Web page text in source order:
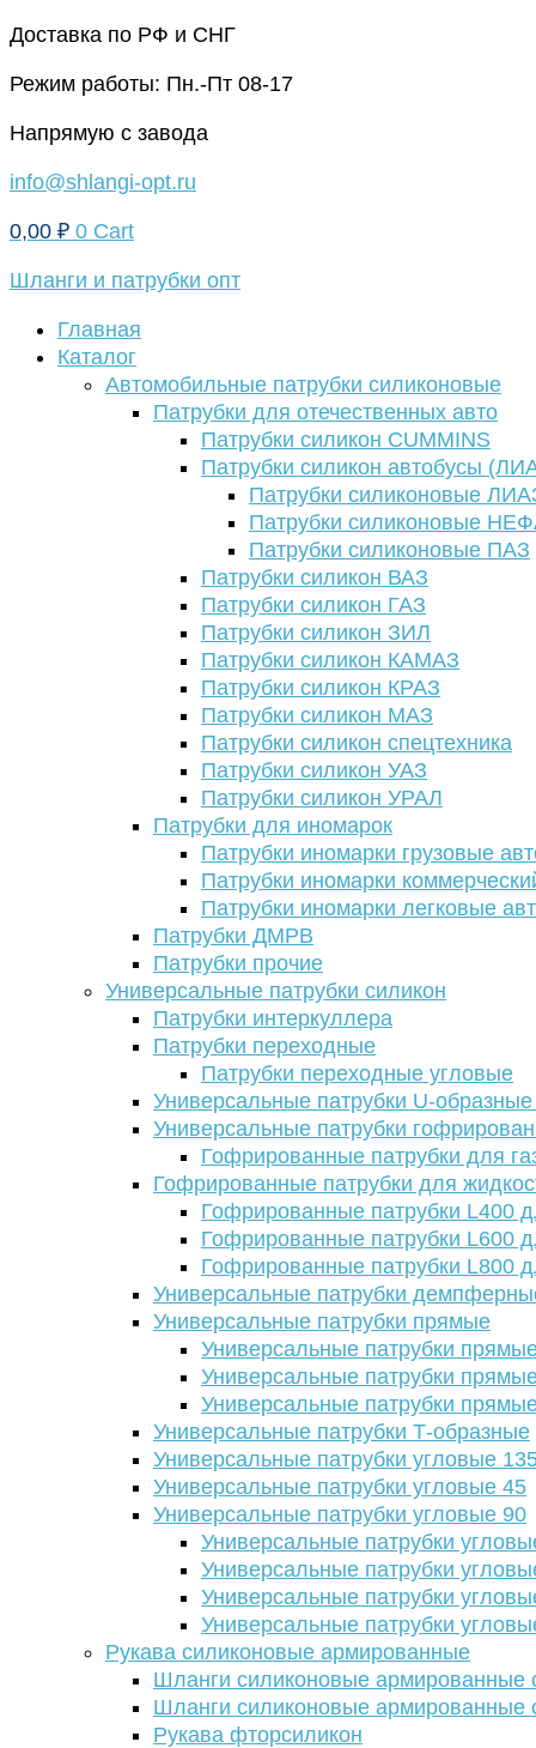
Перейти
содержимому
Доставка по РФ и СНГ
Режим работы: Пн.-Пт 08-17
Напрямую с завода
info@shlangi-opt.ru
0,00 ₽ 0 Cart
Шланги и патрубки опт
Главная
Каталог
Автомобильные патрубки силиконовые
Патрубки для отечественных авто
Патрубки силикон CUMMINS
Патрубки силикон автобусы
Патрубки силиконовые
Патрубки силиконовые
Патрубки силиконовые ПАЗ
Патрубки силикон ВАЗ
Патрубки силикон ГАЗ
Патрубки силикон ЗИЛ
Патрубки силикон КАМАЗ
Патрубки силикон КРАЗ
Патрубки силикон МАЗ
Патрубки силикон спецтехника
Патрубки силикон УАЗ
Патрубки силикон УРАЛ
Патрубки для иномарок
Патрубки иномарки грузовые
Патрубки иномарки
Патрубки иномарки легковые
Патрубки ДМРВ
Патрубки прочие
Универсальные патрубки силикон
Патрубки интеркуллера
Патрубки переходные
Патрубки переходные угловые
Универсальные патрубки U-
Универсальные патрубки
Гофрированные патрубки для
Гофрированные патрубки для
Гофрированные патрубки L400
Гофрированные патрубки L600
Гофрированные патрубки L800
Универсальные патрубки
Универсальные патрубки прямые
Универсальные патрубки
Универсальные патрубки
Универсальные патрубки
Универсальные патрубки Т-образные
Универсальные патрубки угловые
Универсальные патрубки угловые 45
Универсальные патрубки угловые 90
Универсальные патрубки
Универсальные патрубки
Универсальные патрубки
Универсальные патрубки
Рукава силиконовые армированные
Шланги силиконовые армированные
Шланги силиконовые армированные
Рукава фторсиликон